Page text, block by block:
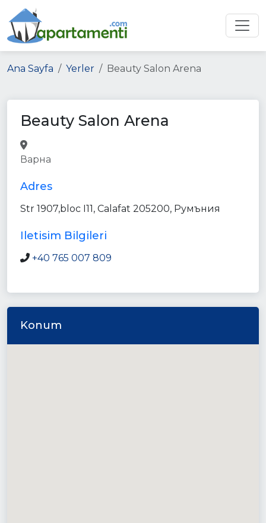
Ana Sayfa Yerler Beauty Salon Arena
Beauty Salon Arena
Варна
Adres
Str 1907,bloc I11, Calafat 205200, Румъния
Iletisim Bilgileri
+40 765 007 809
Konum